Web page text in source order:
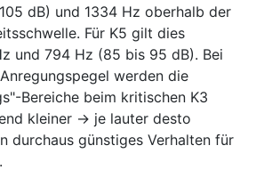
dB) und 1334 Hz oberhalb der
Für K5 gilt dies
und 794 Hz (85 bis 95 dB). Bei
werden die
Bereiche beim kritischen K3
kleiner -> je lauter desto
durchaus günstiges Verhalten für